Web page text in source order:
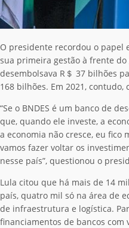
O presidente recordou o papel
sua primeira gestão à frente
desembolsava R＄ 37 bilhões
168 bilhões. Em 2021, contudo,
“Se o BNDES é um banco de
que, quando ele investe, a
a economia não cresce, eu fico
vamos fazer voltar os
nesse país”, questionou o
Lula citou que há mais de 14
país, quatro mil só na área de
de infraestrutura e logística.
financiamentos de bancos com